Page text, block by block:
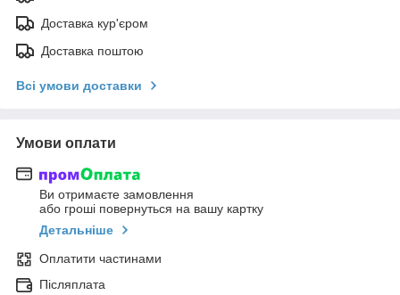
Доставка кур'єром
Доставка поштою
Всі умови доставки
Умови оплати
Ви отримаєте замовлення
або гроші повернуться на вашу картку
Детальніше
Оплатити частинами
Післяплата